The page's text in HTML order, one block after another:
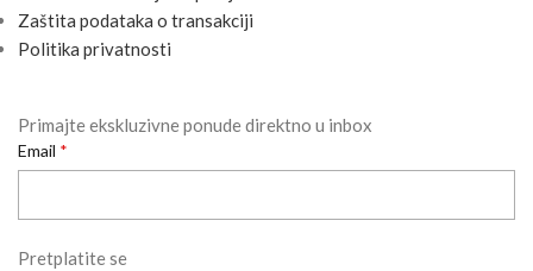
Zaštita podataka o transakciji
Politika privatnosti
Primajte ekskluzivne ponude direktno u inbox
Email
Pretplatite se